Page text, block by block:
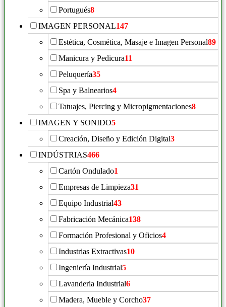
Portugués8
IMAGEN PERSONAL147
Estética, Cosmética, Masaje e Imagen Personal89
Manicura y Pedicura11
Peluquería35
Spa y Balnearios4
Tatuajes, Piercing y Micropigmentaciones8
IMAGEN Y SONIDO5
Creación, Diseño y Edición Digital3
INDÚSTRIAS466
Cartón Ondulado1
Empresas de Limpieza31
Equipo Industrial43
Fabricación Mecánica138
Formación Profesional y Oficios4
Industrias Extractivas10
Ingeniería Industrial5
Lavanderia Industrial6
Madera, Mueble y Corcho37